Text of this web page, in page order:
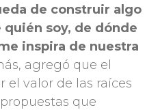
de construir algo
soy, de dónde
inspira de nuestra
agregó que el
el valor de las raíces
que